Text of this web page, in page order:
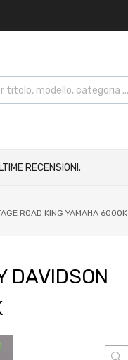
RECENSIONI.
ROAD KING YAMAHA 6000K
DAVIDSON